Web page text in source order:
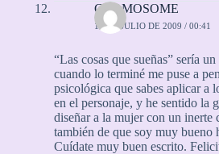
CROMOSOME
17 DE JULIO DE 2009 / 00:41
“Las cosas que sueñas” sería
cuando lo terminé me puse a
psicológica que sabes aplicar a
en el personaje, y he sentido la
diseñar a la mujer con un
también de que soy muy
Cuídate muy buen escrito.